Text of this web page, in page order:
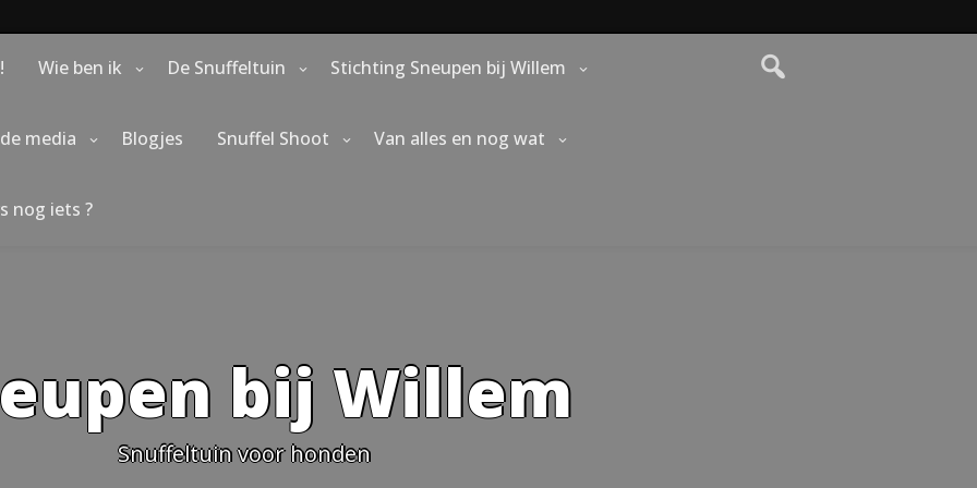
Wie ben ik De Snuffeltuin Stichting Sneupen bij Willem
media Blogjes Snuffel Shoot Van alles en nog wat
nog iets ?
bij Willem
Snuffeltuin voor honden